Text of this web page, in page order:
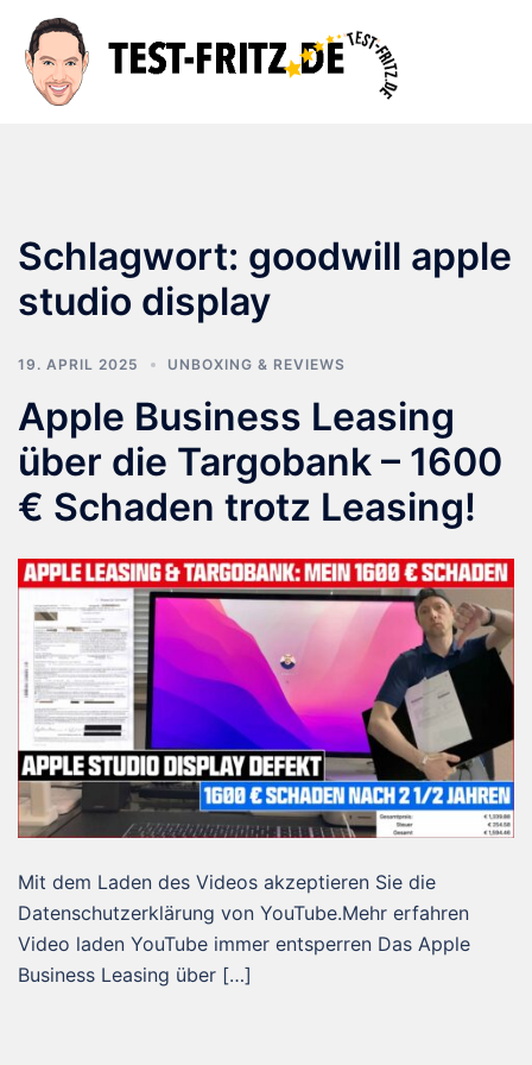
Inhalt
springen
Schlagwort: goodwill apple
studio display
19. APRIL 2025 UNBOXING & REVIEWS
Apple Business Leasing
über die Targobank – 1600
€ Schaden trotz Leasing!
Mit dem Laden des Videos akzeptieren Sie die
Datenschutzerklärung von YouTube.Mehr erfahren
Video laden YouTube immer entsperren Das Apple
Business Leasing über […]